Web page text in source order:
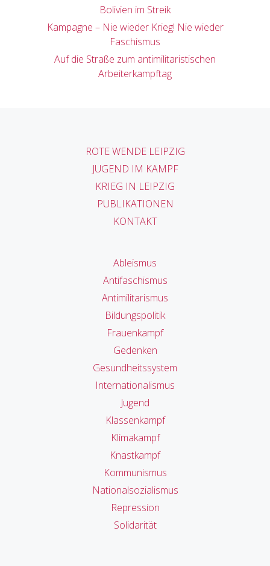
Bolivien im Streik
Kampagne – Nie wieder Krieg! Nie wieder
Faschismus
Auf die Straße zum antimilitaristischen
Arbeiterkampftag
ROTE WENDE LEIPZIG
JUGEND IM KAMPF
KRIEG IN LEIPZIG
PUBLIKATIONEN
KONTAKT
Ableismus
Antifaschismus
Antimilitarismus
Bildungspolitik
Frauenkampf
Gedenken
Gesundheitssystem
Internationalismus
Jugend
Klassenkampf
Klimakampf
Knastkampf
Kommunismus
Nationalsozialismus
Repression
Solidarität